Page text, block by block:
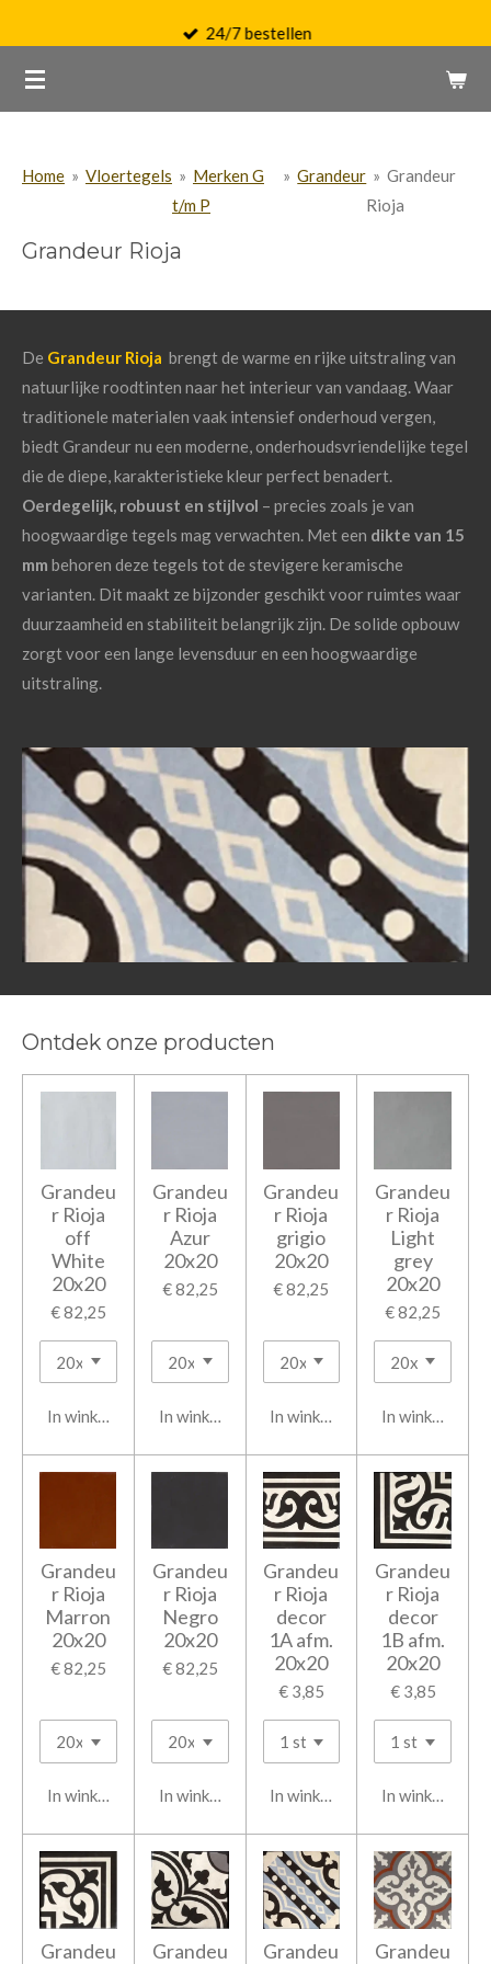
naar
de
24/7 bestellen
Home » Vloertegels » Merken G
t/m P
» Grandeur » Grandeur
Rioja
Grandeur Rioja
De Grandeur Rioja brengtde warme en rijke uitstralingvan
natuurlijke roodtinten naarhet interieurvan vandaag.Waar
traditionele materialen vaak intensief onderhoud vergen,
biedtGrandeurnu een moderne, onderhoudsvriendelijke tegel
die de diepe,karakteristieke kleurperfectbenadert.
Oerdegelijk, robuust en stijlvol – precies zoals je van
hoogwaardige tegels magverwachten. Met een dikte van 15
mm behoren deze tegels tot de stevigere keramische
varianten. Dit maakt ze bijzonder geschikt voor ruimtes waar
duurzaamheid en stabiliteit belangrijk zijn. De solide opbouw
zorgt voor een lange levensduur en een hoogwaardige
uitstraling.
Ontdek onze producten
Grandeu
r Rioja
off
White
20x20
€ 82,25
In winkelwagen
Grandeu
r Rioja
Azur
20x20
€ 82,25
In winkelwagen
Grandeu
r Rioja
grigio
20x20
€ 82,25
In winkelwagen
Grandeu
r Rioja
Light
grey
20x20
€ 82,25
In
Grandeu
r Rioja
Marron
20x20
€ 82,25
In winkelwagen
Grandeu
r Rioja
Negro
20x20
€ 82,25
In winkelwagen
Grandeu
r Rioja
decor
1A afm.
20x20
€ 3,85
In winkelwagen
Grandeu
r Rioja
decor
1B afm.
20x20
€ 3,85
In
Grandeu
Grandeu
Grandeu
Grandeu